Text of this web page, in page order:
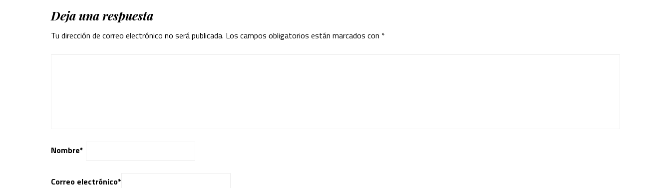
Deja una respuesta
Tu dirección de correo electrónico no será publicada. Los campos obligatorios están marcados con *
Nombre*
Correo electrónico*